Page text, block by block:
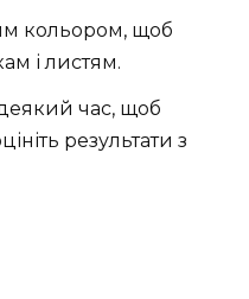
кольором, щоб
і листям.
час, щоб
результати з